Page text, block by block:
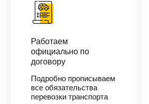
Работаем
официально по
договору
Подробно прописываем
все обязательства
перевозки транспорта